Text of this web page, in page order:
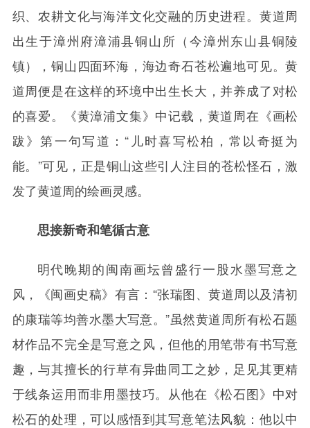
织、农耕文化与海洋文化交融的历史进程。黄道周
出生于漳州府漳浦县铜山所（今漳州东山县铜陵
镇），铜山四面环海，海边奇石苍松遍地可见。黄
道周便是在这样的环境中出生长大，并养成了对松
的喜爱。《黄漳浦文集》中记载，黄道周在《画松
跋》第一句写道：“儿时喜写松柏，常以奇挺为
能。”可见，正是铜山这些引人注目的苍松怪石，激
发了黄道周的绘画灵感。
思接新奇和笔循古意
明代晚期的闽南画坛曾盛行一股水墨写意之
风，《闽画史稿》有言：“张瑞图、黄道周以及清初
的康瑞等均善水墨大写意。”虽然黄道周所有松石题
材作品不完全是写意之风，但他的用笔带有书写意
趣，与其擅长的行草有异曲同工之妙，足见其更精
于线条运用而非用墨技巧。从他在《松石图》中对
松石的处理，可以感悟到其写意笔法风貌：他以中